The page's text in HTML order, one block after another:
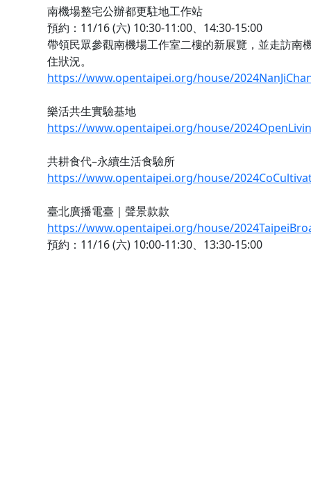
南機場整宅公辦都更駐地工作站
預約：11/16 (六) 10:30-11:00、14:30-15:00
帶領民眾參觀南機場工作室二樓的新展覽，並走訪南
住狀況。
https://www.opentaipei.org/house/
樂活共生實驗基地
https://www.opentaipei.org/house/
共耕食代–永續生活食驗所
https://www.opentaipei.org/house/
臺北廣播電臺｜聲景款款
https://www.opentaipei.org/house/
預約：11/16 (六) 10:00-11:30、13:30-15:00